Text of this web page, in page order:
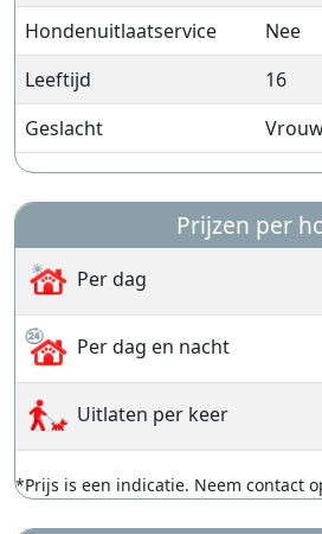
Hondenuitlaatservice
Nee
Leeftijd
16
Geslacht
Prijzen per
Per dag
Per dag en nacht
Uitlaten per keer
*Prijs is een indicatie. Neem contact